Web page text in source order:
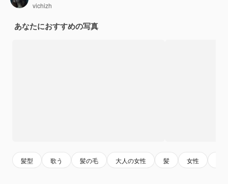
vichizh
あなたにおすすめの写真
髪型 歌う 髪の毛 大人の女性 髪 女性